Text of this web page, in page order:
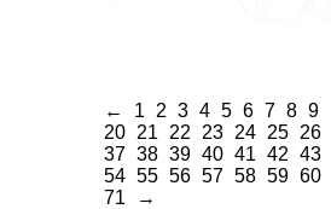
← 1 2 3 4 5 6 7 8 9
20 21 22 23 24 25 26
37 38 39 40 41 42 43
54 55 56 57 58 59 60
71
→